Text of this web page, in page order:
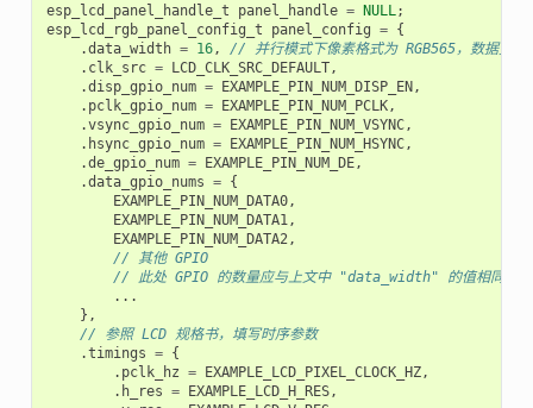
esp_lcd_panel_handle_t panel_handle = NULL;
esp_lcd_rgb_panel_config_t
panel_config = {
.data_width = 16,
// 并行模式下像素格式为 RGB565，数据宽
. clk_src = LCD_CLK_SRC_DEFAULT,
.disp_gpio_num = EXAMPLE_PIN_NUM_DISP_EN,
. pclk_gpio_num = EXAMPLE_PIN_NUM_PCLK,
.vsync_gpio_num = EXAMPLE_PIN_NUM_VSYNC,
. hsync_gpio_num = EXAMPLE_PIN_NUM_HSYNC,
.de_gpio_num = EXAMPLE_PIN_NUM_DE,
.data_gpio_nums = {
EXAMPLE_PIN_NUM_DATA0,
EXAMPLE_PIN_NUM_DATA1,
EXAMPLE_PIN_NUM_DATA2,
// 其他 GPIO
// 此处 GPIO 的数量应与上文中 "data_width" 的值相同
...
},
// 参照 LCD 规格书，填写时序参数
.timings = {
. pclk_hz = EXAMPLE_LCD_PIXEL_CLOCK_HZ,
. h_res = EXAMPLE_LCD_H_RES,